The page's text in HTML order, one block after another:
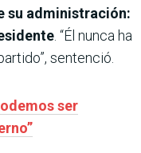
su administración:
. “Él nunca ha
sentenció.
ser